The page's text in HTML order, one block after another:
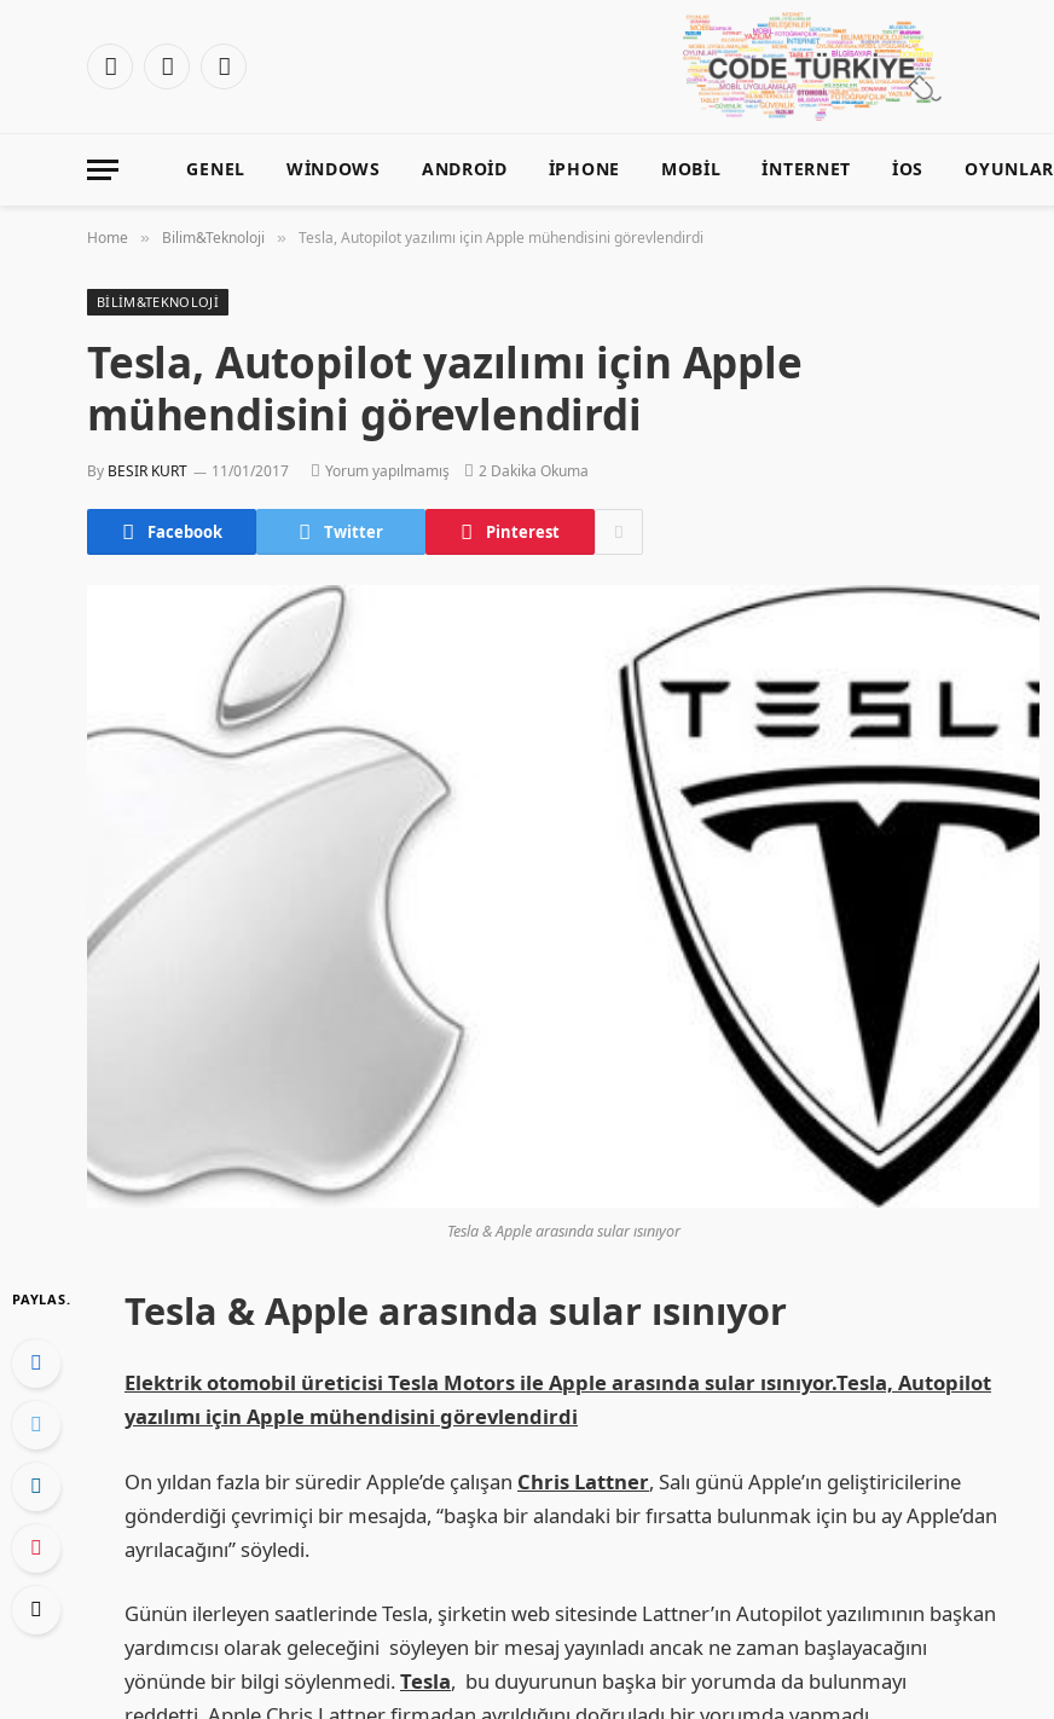
Facebook
X
Instagram
GENEL WINDOWS ANDROID İPHONE MOBIL İNTERNET İOS OYUNLAR
Home » Bilim&Teknoloji » Tesla, Autopilot yazılımı için Apple mühendisini görevlendirdi
BILIM&TEKNOLOJI
Tesla, Autopilot yazılımı için Apple
mühendisini görevlendirdi
By BESIR KURT 11/01/2017 Yorum yapılmamış 2 Dakika Okuma
Facebook Twitter Pinterest
Tesla & Apple arasında sular ısınıyor
PAYLAS. Tesla & Apple arasında sular ısınıyor
Elektrik otomobil üreticisi Tesla Motors ile Apple arasında sular ısınıyor.Tesla, Autopilot
yazılımı için Apple mühendisini görevlendirdi
On yıldan fazla bir süredir Apple’de çalışan Chris Lattner, Salı günü Apple’ın geliştiricilerine
gönderdiği çevrimiçi bir mesajda, “başka bir alandaki bir fırsatta bulunmak için bu ay Apple’dan
ayrılacağını” söyledi.
Günün ilerleyen saatlerinde Tesla, şirketin web sitesinde Lattner’ın Autopilot yazılımının başkan
yardımcısı olarak geleceğini söyleyen bir mesaj yayınladı ancak ne zaman başlayacağını
yönünde bir bilgi söylenmedi.Tesla, bu duyurunun başka bir yorumda da bulunmayı